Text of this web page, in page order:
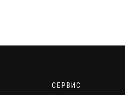
СЕРВИС